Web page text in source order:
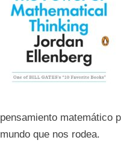
pensamiento matemático
mundo que nos rodea.